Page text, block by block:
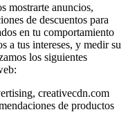
mostrarte anuncios,
de descuentos para
en tu comportamiento
a tus intereses, y medir su
los siguientes
creativecdn.com
de productos